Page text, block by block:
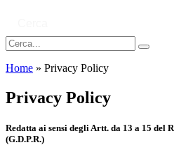
Home » Privacy Policy
Privacy Policy
Redatta ai sensi degli Artt. da 13 a 15 del
(G.D.P.R.)